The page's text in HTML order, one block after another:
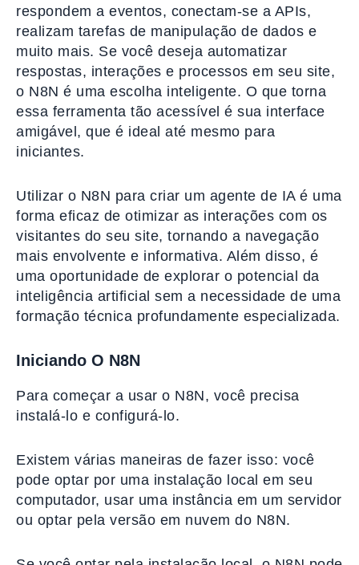
respondem a eventos, conectam-se a APIs,
realizam tarefas de manipulação de dados e
muito mais. Se você deseja automatizar
respostas, interações e processos em seu site,
o N8N é uma escolha inteligente. O que torna
essa ferramenta tão acessível é sua interface
amigável, que é ideal até mesmo para
iniciantes.
Utilizar o N8N para criar um agente de IA é uma
forma eficaz de otimizar as interações com os
visitantes do seu site, tornando a navegação
mais envolvente e informativa. Além disso, é
uma oportunidade de explorar o potencial da
inteligência artificial sem a necessidade de uma
formação técnica profundamente especializada.
Iniciando O N8N
Para começar a usar o N8N, você precisa
instalá-lo e configurá-lo.
Existem várias maneiras de fazer isso: você
pode optar por uma instalação local em seu
computador, usar uma instância em um servidor
ou optar pela versão em nuvem do N8N.